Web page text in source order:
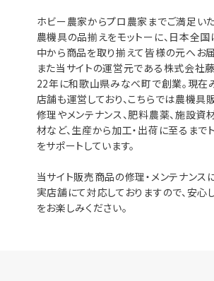
ホビー農家からプロ農家までご満足い
農機具の品揃えをモットーに、日本全
中から商品を取り揃えて皆様の元へお届
また当サイトの運営元である株式会社
22年に和歌山県みなべ町で創業。現在
店舗も運営しており、こちらでは農機具
修理やメンテナンス、肥料農薬、施設資
材など、生産から加工・出荷に至るまで
をサポートしています。
当サイト販売商品の修理・メンテナンス
実店舗にて対応しておりますので、安心
をお楽しみください。